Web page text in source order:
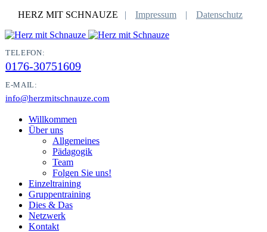
HERZ MIT SCHNAUZE Impressum Datenschutz
TELEFON:
0176-30751609
E-MAIL:
info@herzmitschnauze.com
Willkommen
Über uns
Allgemeines
Pädagogik
Team
Folgen Sie uns!
Einzeltraining
Gruppentraining
Dies & Das
Netzwerk
Kontakt